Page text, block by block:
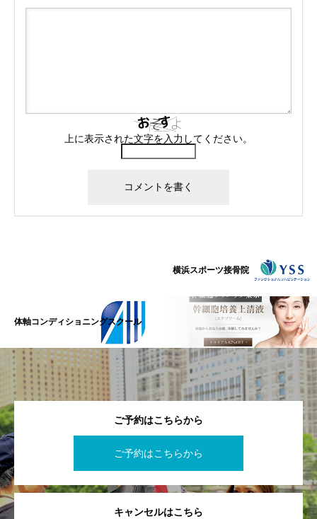
上に表示された文字を入力してください。
横浜スポーツ接骨院
体軸コンディショニングスクール
ご予約はこちらから
ご予約はこちらから
キャンセルはこちら